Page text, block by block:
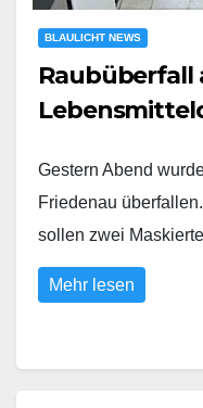
BLAULICHT NEWS
Raubüberfall
Gestern Abend
Friedenau
sollen zwei
Mehr lesen